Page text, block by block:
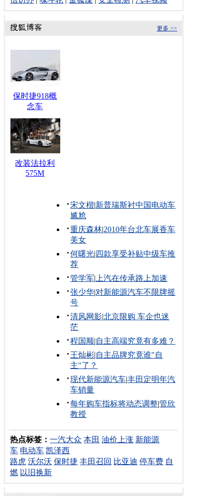
更多 >>
保时捷918概
念车
改装法拉利
575M
宋文楷|新普瑞斯衬中国电动车
尴尬
重庆森林|2010年台北车展香车
美女
何曙光| 四款享受补贴中级车推
荐
管学军| 上汽在传承路上加速
张少华|对新能源汽车不限牌摇
号
清风网影|北京限购 车企也迷
茫
程国顺|自主高端究竟有多难？
王灿彬|自主品牌究竟谁"自
主"了？
现代新能源汽车|丰田定明年汽
车销量
每年购车指标将动态调整|管欣
教授
热点标签：一汽大众 本田 油价上涨 新能源
车 电动车 凯泽西
路虎 沃尔沃 保时捷 丰田召回 比亚迪 停车费 自
燃 以旧换新